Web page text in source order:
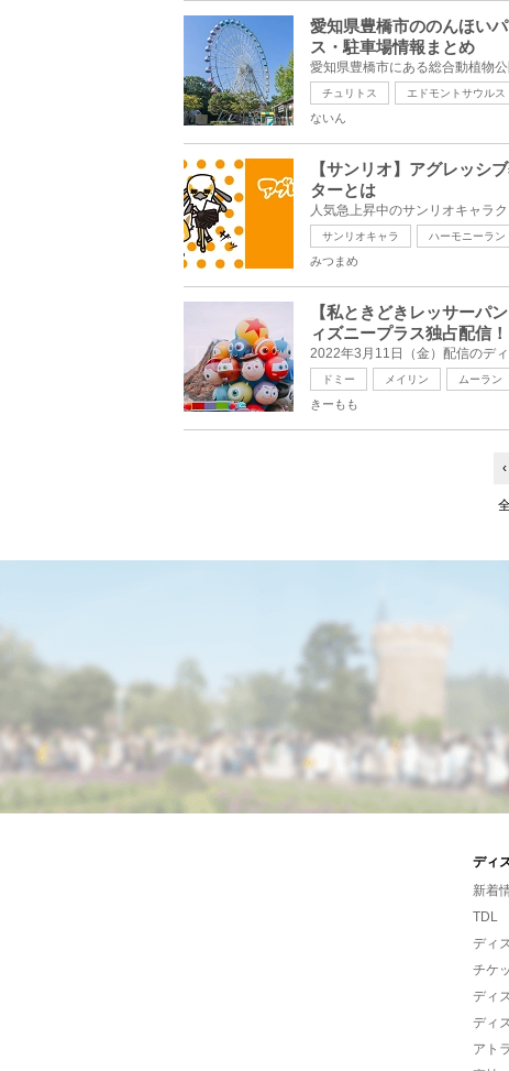
愛知県豊橋市ののんほい
ス・駐車場情報まとめ
チュリトス エドモントサウルス
ないん
【サンリオ】アグレッシ
ターとは
サンリオキャラ ハーモニーラン
みつまめ
【私ときどきレッサーパ
ィズニープラス独占配信！
ドミー メイリン ムーラン
きーもも
‹
ディ
新着
TDL
ディ
チケ
ディ
ディ
アト